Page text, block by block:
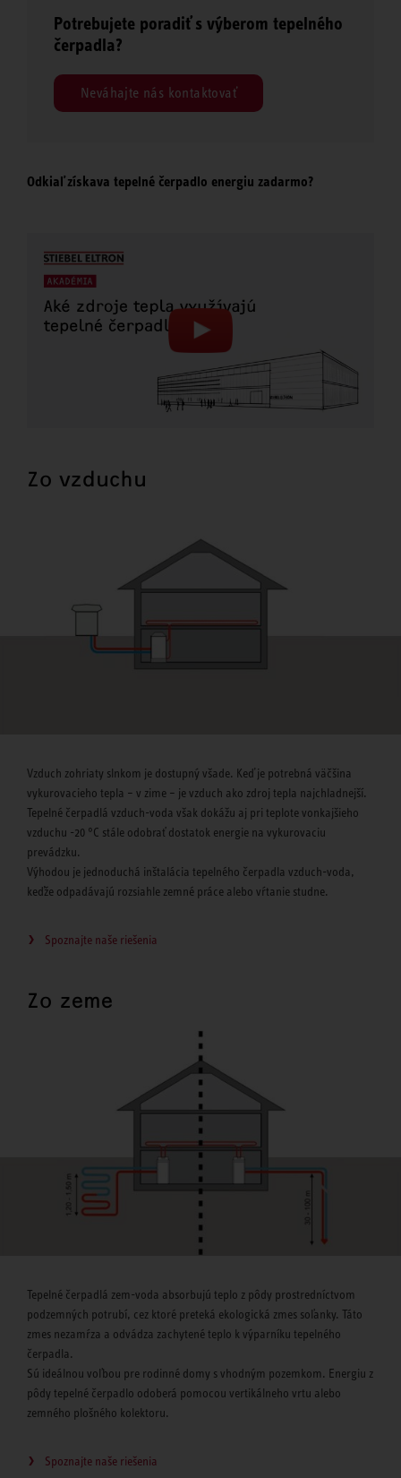
Potrebujete poradiť s výberom tepelného
čerpadla?
Neváhajte nás kontaktovať
Odkiaľ získava tepelné čerpadlo energiu zadarmo?
Zo vzduchu
Vzduch zohriaty slnkom je dostupný všade. Keď je potrebná väčšina
vykurovacieho tepla – v zime – je vzduch ako zdroj tepla najchladnejší.
Tepelné čerpadlá vzduch-voda však dokážu aj pri teplote vonkajšieho
vzduchu -20 °C stále odobrať dostatok energie na vykurovaciu
prevádzku.
Výhodou je jednoduchá inštalácia tepelného čerpadla vzduch-voda,
keďže odpadávajú rozsiahle zemné práce alebo vŕtanie studne.
Spoznajte naše riešenia
Zo zeme
Tepelné čerpadlá zem-voda absorbujú teplo z pôdy prostredníctvom
podzemných potrubí, cez ktoré preteká ekologická zmes soľanky. Táto
zmes nezamŕza a odvádza zachytené teplo k výparníku tepelného
čerpadla.
Sú ideálnou voľbou pre rodinné domy s vhodným pozemkom. Energiu z
pôdy tepelné čerpadlo odoberá pomocou vertikálneho vrtu alebo
zemného plošného kolektoru.
Spoznajte naše riešenia